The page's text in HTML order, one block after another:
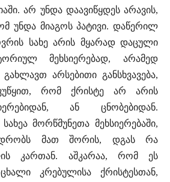
არ უნდა დაავიწყდეს არავის,
უნდა მიაგოს პატივი. დაწერილ
სახე არის მყარად დაცული
მეხსიერებად, არამედ
გახლავთ არსებითი განსხვავება,
რომ ქრისტე არ არის
ან ცნობებიდან.
მორწმუნეთა მეხსიერებაში,
მათ შორის, დგას რა
კართან. აშკარაა, რომ ეს
კრებულისა ქრისტესთან,